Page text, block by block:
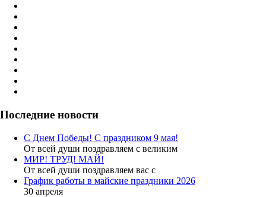
Последние новости
С Днем Победы! С праздником 9 мая!
От всей души поздравляем с великим
МИР! ТРУД! МАЙ!
От всей души поздравляем вас с
График работы в майские праздники 2026
30 апреля